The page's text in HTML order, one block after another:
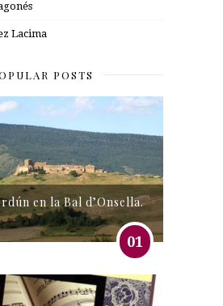
Lacima
POSTS
en la Bal d’Onsella.
01